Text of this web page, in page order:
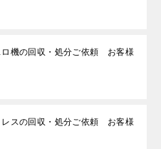
ロ機の回収・処分ご依頼 お客様
レスの回収・処分ご依頼 お客様